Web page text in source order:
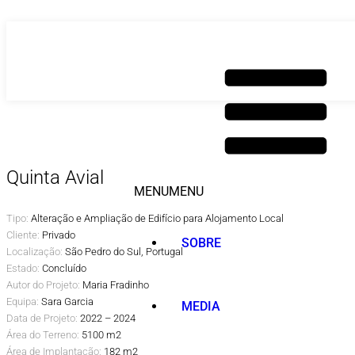
MENUMENU
SOBRE
MEDIA
Quinta Avial
Tipo: Alteração e Ampliação de Edifício para Alojamento Local
Cliente: Privado
Localização: São Pedro do Sul, Portugal
Estado: Concluído
Autor do Projeto: Maria Fradinho
Equipa: Sara Garcia
Data de Projeto: 2022 – 2024
Área do Terreno: 5100 m2
Área de Implantação: 182 m2